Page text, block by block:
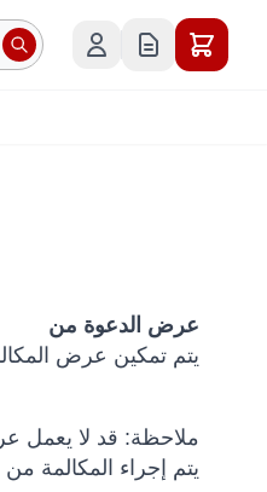
عرض الدعوة من
يتم تمكين عرض
ملاحظة: قد لا يعمل
يتم إجراء المكالمة